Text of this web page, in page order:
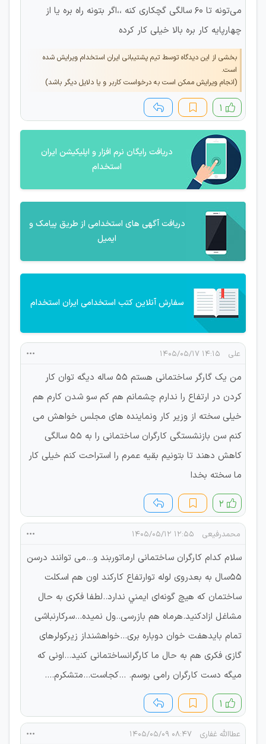
می‌تونه تا ۶۰ سالگی گچکاری کنه ،،اگر بتونه راه بره یا از
چهارپایه کار بره بالا خیلی کار کرده
بخشی از این دیدگاه توسط تیم پشتیبانی ایران استخدام ویرایش شده
است.
(انجام ویرایش ممکن است به درخواست کاربر و یا دلایل دیگر باشد)
۱
دریافت رایگان نرم افزار و اپلیکیشن ایران
استخدام
دریافت آگهی های استخدامی از طریق پیامک و
ایمیل
سفارش آنلاین کتب استخدامی ایران استخدام
علی ۱۴:۱۵ ۱۴۰۵/۰۵/۱۷
من یک گارگر ساختمانی هستم ۵۵ ساله دیگه توان کار
کردن در ارتفاع را ندارم چشمانم هم کم سو شدن کارم هم
خیلی سخته از وزیر کار ونماینده های مجلس خواهش می
کنم سن بازنشستگی کارگران ساختمانی را به ۵۵ سالگی
کاهش دهند تا بتونیم بقیه عمرم را استراحت کنم خیلی کار
ما سخته بخدا
۲
محمدرفیعی ۱۲:۵۵ ۱۴۰۵/۰۵/۱۲
سلام کدام کارگران ساختمانی ارماتوربند و...می توانند درسن
۵۵سال به بعدروی لوله توارتفاع کارکند اون هم اسکلت
ساختمان که هیچ گونه‌ای ايمني ندارد..لطفا فکری به حال
مشاغل ازادکنید.هرماه هم بازرسی..ول نمیده...سرکارنباشی
تمام بایدهفت خوان دوباره بری...خواهشنداز زیرکولرهای
گازی فکری هم به حال ما کارگرانساختمانی کنید...اونی که
میگه دست کارگران رامی بوسم. ...کجاست...متشکرم....
۱
عطاالله غفاری ۰۸:۴۷ ۱۴۰۵/۰۵/۰۹